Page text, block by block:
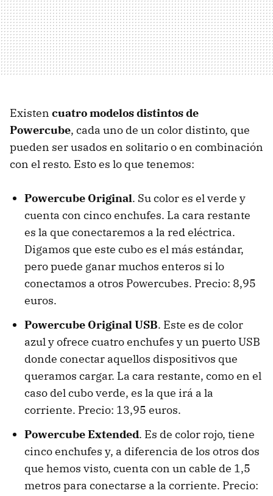
Existen cuatro modelos distintos de
Powercube, cada uno de un color distinto, que
pueden ser usados en solitario o en combinación
con el resto. Esto es lo que tenemos:
Powercube Original. Su color es el verde y
cuenta con cinco enchufes. La cara restante
es la que conectaremos a la red eléctrica.
Digamos que este cubo es el más estándar,
pero puede ganar muchos enteros si lo
conectamos a otros Powercubes. Precio: 8,95
euros.
Powercube Original USB. Este es de color
azul y ofrece cuatro enchufes y un puerto USB
donde conectar aquellos dispositivos que
queramos cargar. La cara restante, como en el
caso del cubo verde, es la que irá a la
corriente. Precio: 13,95 euros.
Powercube Extended. Es de color rojo, tiene
cinco enchufes y, a diferencia de los otros dos
que hemos visto, cuenta con un cable de 1,5
metros para conectarse a la corriente. Precio: